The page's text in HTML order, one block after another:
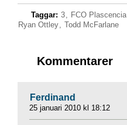
Taggar: 3, FCO Plascencia
Ryan Ottley, Todd McFarlane
Kommentarer
Ferdinand
25 januari 2010 kl 18:12